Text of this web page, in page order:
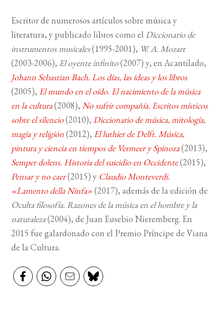
MI CUENTA
BUSCAR
LISTA DE LIBROS
Escritor de numerosos artículos sobre música y
literatura, y publicado libros como el Diccionario de
instrumentos musicales(1995-2001), W. A. Mozart
(2003-2006), El oyente infinito(2007) y, en Acantilado,
Johann Sebastian Bach. Los días, las ideas y los libros
(2005), El mundo en el oído. El nacimiento de la música
en la cultura(2008), No sufrir compañía. Escritos místicos
sobre el silencio(2010), Diccionario de música, mitología,
magia y religión(2012), El luthier de Delft. Música,
pintura y ciencia en tiempos de Vermeer y Spinoza(2013),
Semper dolens. Historia del suicidio en Occidente(2015),
Pensar y no caer(2015) y Claudio Monteverdi.
«Lamento della Ninfa»(2017), además de la edición de
Oculta filosofía. Razones de la música en el hombre y la
naturaleza(2004), de Juan Eusebio Nieremberg. En
2015 fue galardonado con el Premio Príncipe de Viana
de la Cultura.